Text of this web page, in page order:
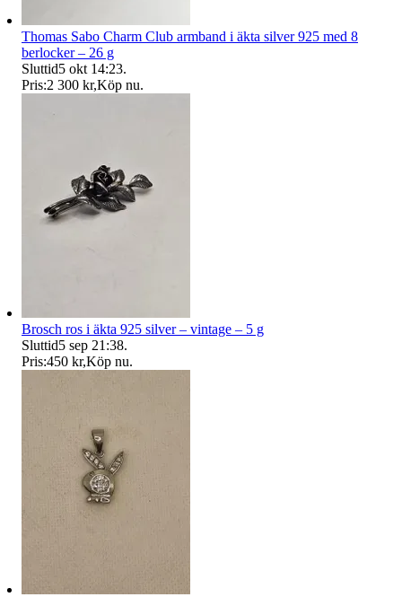
Thomas Sabo Charm Club armband i äkta silver 925 med 8
berlocker – 26 g
Sluttid5 okt 14:23.
Pris:2 300 kr,Köp nu.
Brosch ros i äkta 925 silver – vintage – 5 g
Sluttid5 sep 21:38.
Pris:450 kr,Köp nu.